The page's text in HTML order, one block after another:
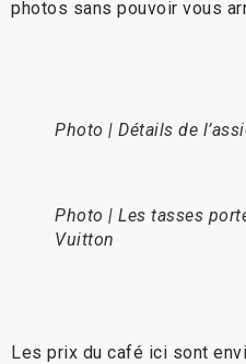
photos sans pouvoir vous
Photo | Détails de
Photo | Les tasses
Vuitton
Les prix du café ici sont